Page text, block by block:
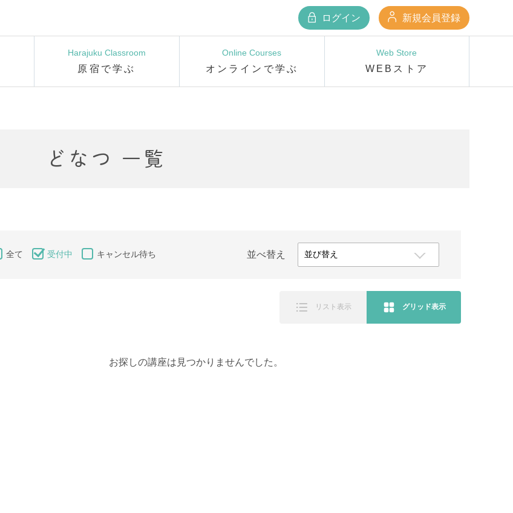
ログイン 新規会員登録
Harajuku Classroom
原宿で学ぶ
Online Courses
オンラインで学ぶ
Web Store
WEBストア
どなつ 一覧
全て 受付中 キャンセル待ち 並べ替え
リスト表示 グリッド表示
お探しの講座は見つかりませんでした。